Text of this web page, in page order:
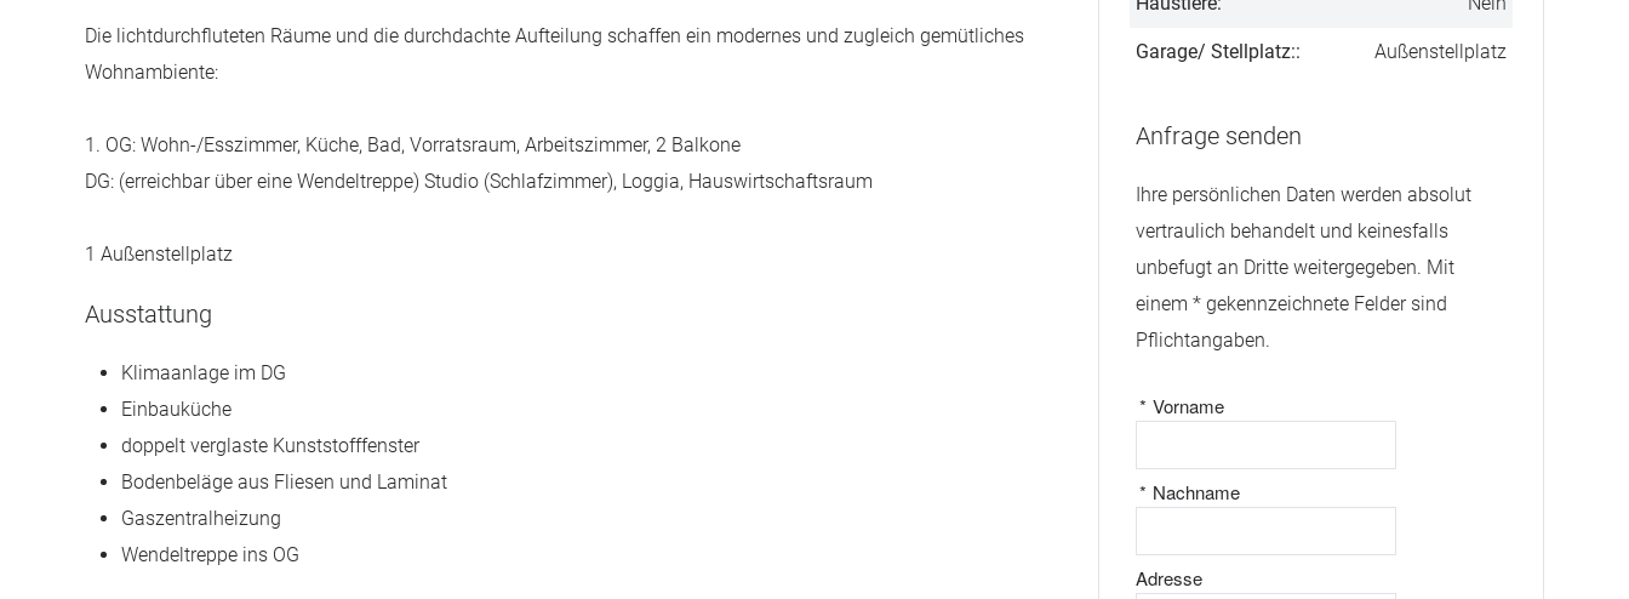
Die lichtdurchfluteten Räume und die durchdachte Aufteilung schaffen ein modernes und zugleich gemütliches
Wohnambiente:
1. OG: Wohn-/Esszimmer, Küche, Bad, Vorratsraum, Arbeitszimmer, 2 Balkone
DG: (erreichbar über eine Wendeltreppe) Studio (Schlafzimmer), Loggia, Hauswirtschaftsraum
1 Außenstellplatz
Ausstattung
Klimaanlage im DG
Einbauküche
doppelt verglaste Kunststofffenster
Bodenbeläge aus Fliesen und Laminat
Gaszentralheizung
Wendeltreppe ins OG
Garage/ Stellplatz:: Außenstellplatz
Anfrage senden
Ihre persönlichen Daten werden absolut
vertraulich behandelt und keinesfalls
unbefugt an Dritte weitergegeben. Mit
einem * gekennzeichnete Felder sind
Pflichtangaben.
Vorname
*
Nachname
*
Adresse